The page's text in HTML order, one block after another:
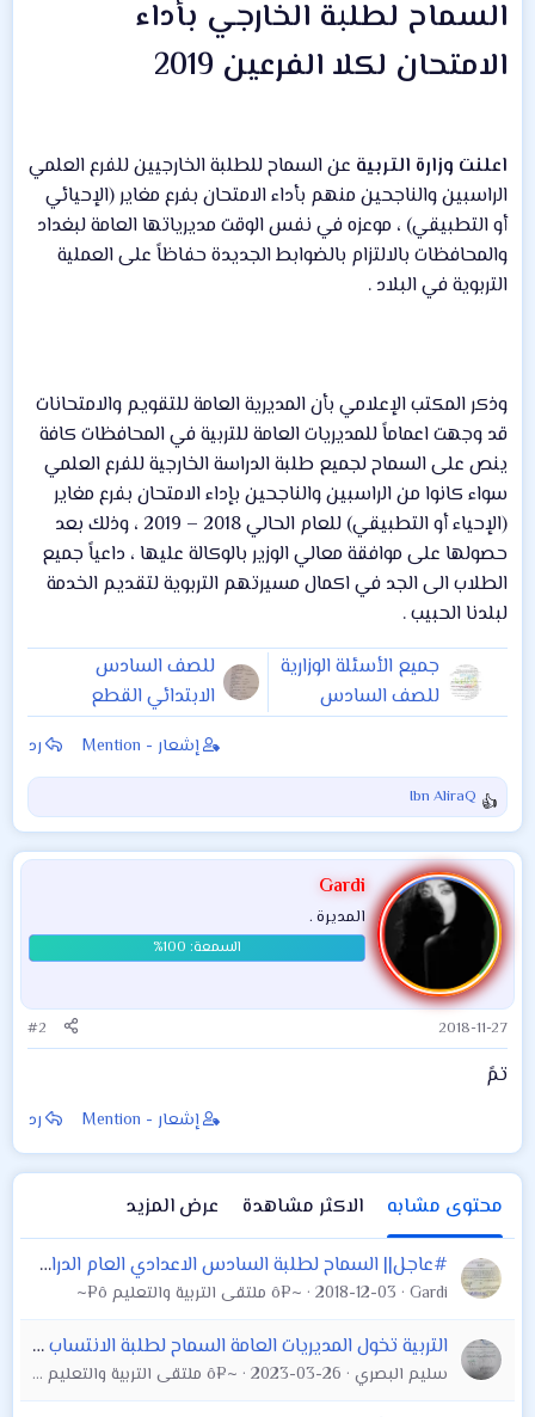
السماح لطلبة الخارجي بأداء
الامتحان لكلا الفرعين 2019
اعلنت وزارة التربية عن السماح للطلبة الخارجيين للفرع العلمي
الراسبين والناجحين منهم بأداء الامتحان بفرع مغاير (الإحيائي
أو التطبيقي) ، موعزه في نفس الوقت مديرياتها العامة لبغداد
والمحافظات بالالتزام بالضوابط الجديدة حفاظاً على العملية
التربوية في البلاد .
وذكر المكتب الإعلامي بأن المديرية العامة للتقويم والامتحانات
قد وجهت اعماماً للمديريات العامة للتربية في المحافظات كافة
ينص على السماح لجميع طلبة الدراسة الخارجية للفرع العلمي
سواء كانوا من الراسبين والناجحين بإداء الامتحان بفرع مغاير
(الإحياء أو التطبيقي) للعام الحالي 2018 – 2019 ، وذلك بعد
حصولها على موافقة معالي الوزير بالوكالة عليها ، داعياً جميع
الطلاب الى الجد في اكمال مسيرتهم التربوية لتقديم الخدمة
لبلدنا الحبيب .
جميع الأسئلة الوزارية
للصف السادس
الإعدادي التطبيقي
السنوات لمادة
الكيمياء لجميع
الادوار. مع الحلول
النموذجية
للصف السادس
الابتدائي القطع
الداخلية المطلوبة
للحفظ الانشاءات
المطلوبة للحفظ
نماذج الكراس
الاسئلة الوزراية
إشعار - Mention رد
ا
ل
ت
ف
ا
ع
ل
ا
ت
:
Ibn AliraQ
Gardi
المديرة .
2018-11-27
#2
تمً
إشعار - Mention رد
محتوى مشابه الاكثر مشاهدة
عرض المزيد
#عاجل|| السماح لطلبة السادس الاعدادي العام الدراسي 2018/2017 ب تحسين المعدل
Gardi
2018-12-03 ~¤ô ملتقى التربية والتعليم ô¤~
التربية تخول المديريات العامة السماح لطلبة الانتساب بأداء الإمتحانات (وثيقة)
سليم البصري 2023-03-26 ~¤ô ملتقى التربية والتعليم ô¤~